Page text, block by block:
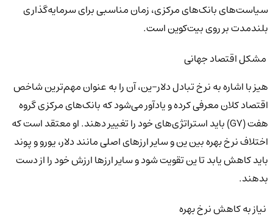
سیاست‌های بانک‌های مرکزی، زمان مناسبی برای سرمایه‌گذاری
بلندمدت بر روی بیت‌کوین است.
مشکل اقتصاد جهانی
هیز با اشاره به نرخ تبادل دلار-ین، آن را به عنوان مهم‌ترین شاخص
اقتصاد کلان معرفی کرده و یادآور می‌شود که بانک‌های مرکزی گروه
هفت (G7) باید استراتژی‌های خود را تغییر دهند. او معتقد است که
اختلاف نرخ بهره بین ین و سایر ارزهای اصلی مانند دلار، یورو و پوند
باید کاهش یابد تا ین تقویت شود و سایر ارزها ارزش خود را از دست
بدهند.
نیاز به کاهش نرخ بهره